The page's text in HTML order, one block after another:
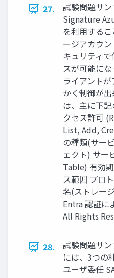
27.
試験問題サ
Signature
を利用する
ージアカウ
キュリティ
スが可能にな
ライアント
かく制御が
は、主に下
クセス許可
List, Add,
の種類(サー
ェクト) サ
Table) 有効
ス範囲 プロ
名(ストレー
Entra 認証
All Rights
28.
試験問題サン
には、3つの
ユーザ委任